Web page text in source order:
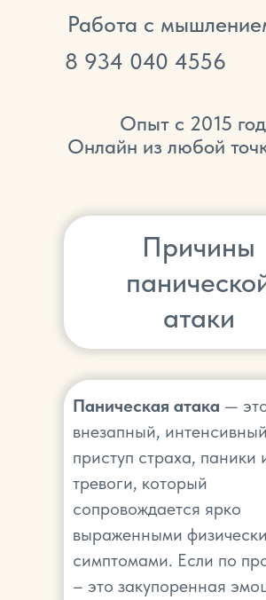
8 934 040 4556
Работа с
Опыт с 2015
Онлайн из любой
Паническая атака —
внезапный, интенсивный
приступ страха, паники
тревоги, который
сопровождается ярко
выраженными
симптомами. Если по
– это закупоренная
Причины
атаки